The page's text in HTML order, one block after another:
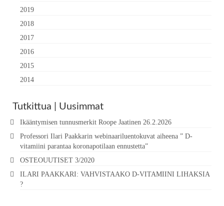
2019
2018
2017
2016
2015
2014
Tutkittua | Uusimmat
Ikääntymisen tunnusmerkit Roope Jaatinen 26.2.2026
Professori Ilari Paakkarin webinaariluentokuvat aiheena ” D-
vitamiini parantaa koronapotilaan ennustetta”
OSTEOUUTISET 3/2020
ILARI PAAKKARI: VAHVISTAAKO D-VITAMIINI LIHAKSIA
?